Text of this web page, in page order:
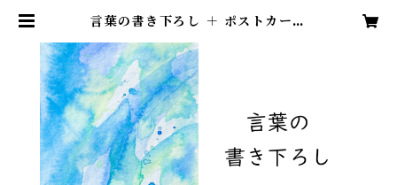
言葉の書き下ろし ＋ ポストカード
oguchi｜Online Shop